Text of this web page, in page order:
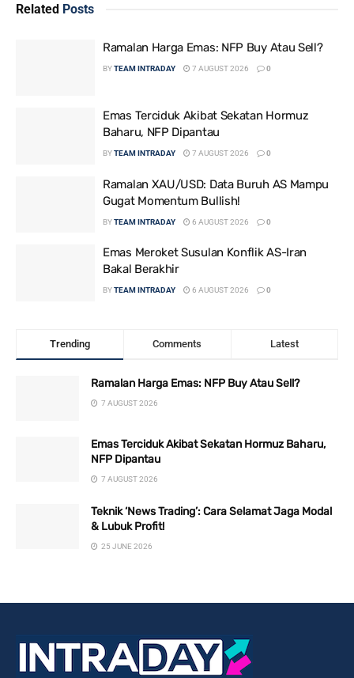
Related Posts
Ramalan Harga Emas: NFP Buy Atau Sell?
BYTEAM INTRADAY 7 AUGUST 2026 0
Emas Terciduk Akibat Sekatan Hormuz
Baharu, NFP Dipantau
BYTEAM INTRADAY 7 AUGUST 2026 0
Ramalan XAU/USD: Data Buruh AS Mampu
Gugat Momentum Bullish!
BYTEAM INTRADAY 6 AUGUST 2026 0
Emas Meroket Susulan Konflik AS-Iran
Bakal Berakhir
BYTEAM INTRADAY 6 AUGUST 2026 0
Trending Comments Latest
Ramalan Harga Emas: NFP Buy Atau Sell?
7 AUGUST 2026
Emas Terciduk Akibat Sekatan Hormuz Baharu,
NFP Dipantau
7 AUGUST 2026
Teknik ‘News Trading’: Cara Selamat Jaga Modal
& Lubuk Profit!
25 JUNE 2026